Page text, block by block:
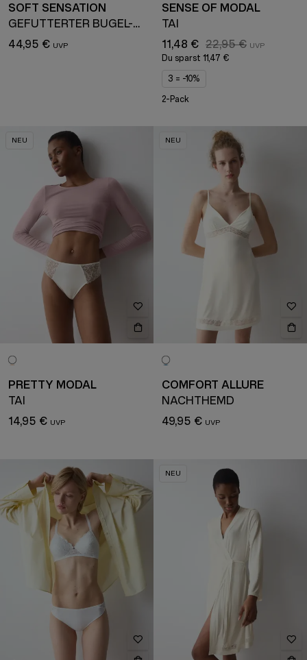
SOFT SENSATION
GEFÜTTERTER BÜGEL-BH
44,95 €
SENSE OF MODAL
TAI
11,48 € 22,95 €
Du sparst 11,47 €
3 = -10%
2-Pack
NEU
PRETTY MODAL
TAI
14,95 €
NEU
COMFORT ALLURE
NACHTHEMD
49,95 €
NEU